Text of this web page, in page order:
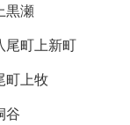
黒瀬
尾町上新町
町上牧
谷